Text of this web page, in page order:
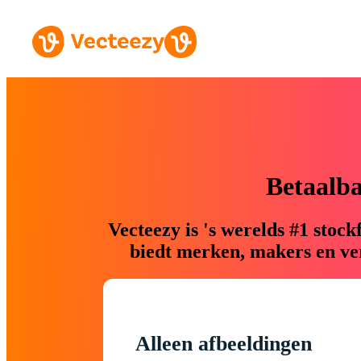
Vecteezy is 's werelds #1
biedt merken, makers en
Alleen afbeeldingen